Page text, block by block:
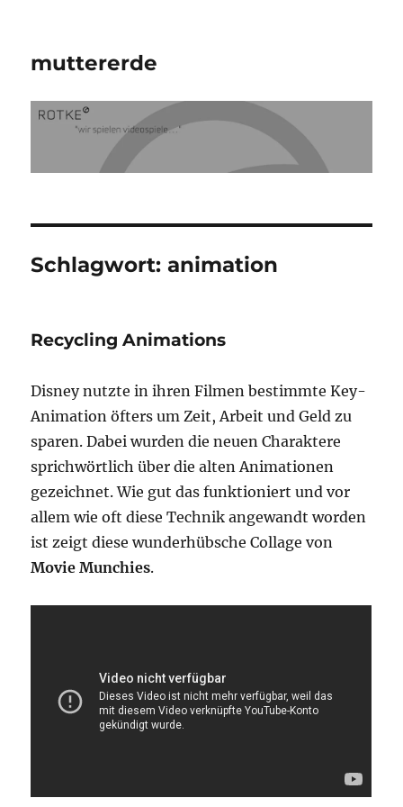
muttererde
Schlagwort:animation
Recycling Animations
Disney nutzte in ihren Filmen bestimmte Key-
Animation öfters um Zeit, Arbeit und Geld zu
sparen. Dabei wurden die neuen Charaktere
sprichwörtlich über die alten Animationen
gezeichnet. Wie gut das funktioniert und vor
allem wie oft diese Technik angewandt worden
ist zeigt diese wunderhübsche Collage von
Movie Munchies.